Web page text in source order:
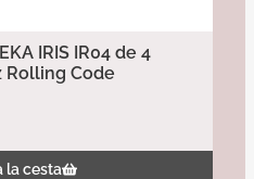
IRIS IR04 de 4
Rolling Code
la cesta